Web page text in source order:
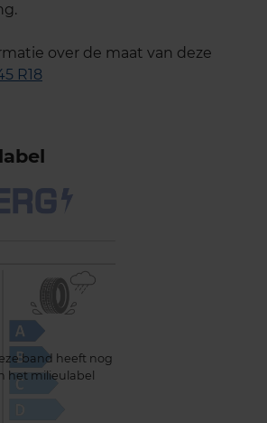
over de maat van deze
R18
band heeft nog
het milieulabel